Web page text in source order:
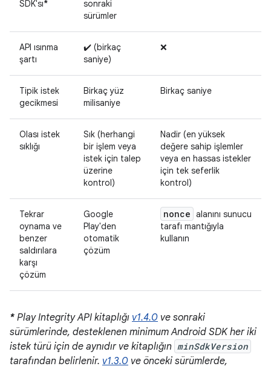
SDK'sı*
sonraki
sürümler
API ısınma
şartı
✔️ (birkaç
saniye)
❌
Tipik istek
gecikmesi
Birkaç yüz
milisaniye
Birkaç saniye
Olası istek
sıklığı
Sık (herhangi
bir işlem veya
istek için talep
üzerine
kontrol)
Nadir (en yüksek
değere sahip işlemler
veya en hassas istekler
için tek seferlik
kontrol)
Tekrar
oynama ve
benzer
saldırılara
karşı
çözüm
Google
Play'den
otomatik
çözüm
nonce alanını sunucu
tarafı mantığıyla
kullanın
* Play Integrity API kitaplığı v1.4.0 ve sonraki
sürümlerinde, desteklenen minimum Android SDK her iki
istek türü için de aynıdır ve kitaplığın minSdkVersion
tarafından belirlenir. v1.3.0 ve önceki sürümlerde,